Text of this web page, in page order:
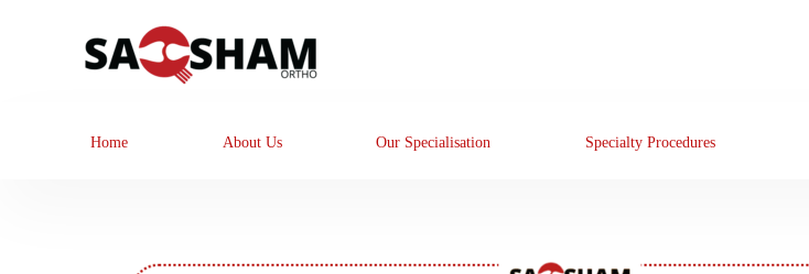
Home About Us Our Specialisation Specialty Procedures